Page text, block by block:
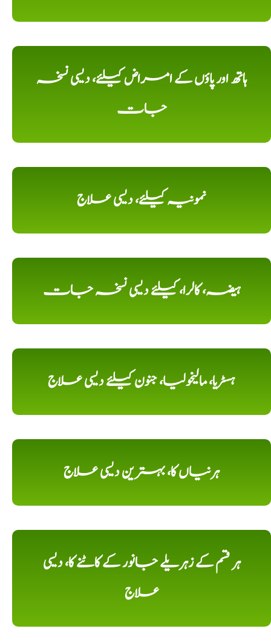
ہاتھ اور پاؤں کے امراض کیلئے، دیسی نسخہ
جات
نمونیہ کیلئے، دیسی علاج
ہیضہ، کالرا، کیلئے دیسی نسخہ جات
ہسٹریا، مالیخولیا، جنون کیلئے دیسی علاج
ہرنیاں کا، بہترین دیسی علاج
ہر قسم کے زہریلے جانور کے کاٹنے کا، دیسی
علاج